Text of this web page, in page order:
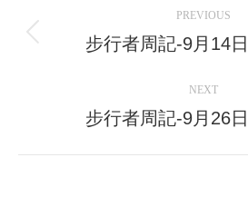
navigation
PREVIOUS
步行者周記-9月14
NEXT
Next
步行者周記-9月26